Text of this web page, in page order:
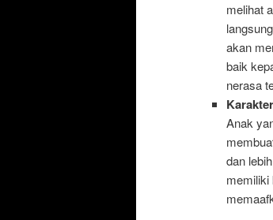
melihat
akan
baik
nerasa
Anak
dan
memiliki